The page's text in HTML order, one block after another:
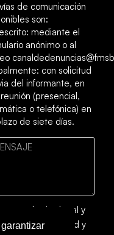
de comunicación
son:
mediante el
anónimo o al
con solicitud
del informante, en
(presencial,
o telefónica) en
de siete días.
el aviso legal y
de privacidad y